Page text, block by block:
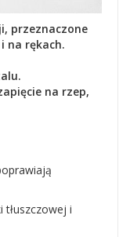
przeznaczone
na rękach.
na rzep,
tłuszczowej i